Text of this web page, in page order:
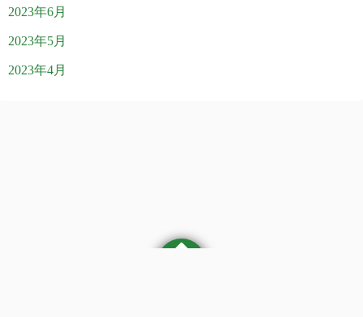
2023年6月
2023年5月
2023年4月